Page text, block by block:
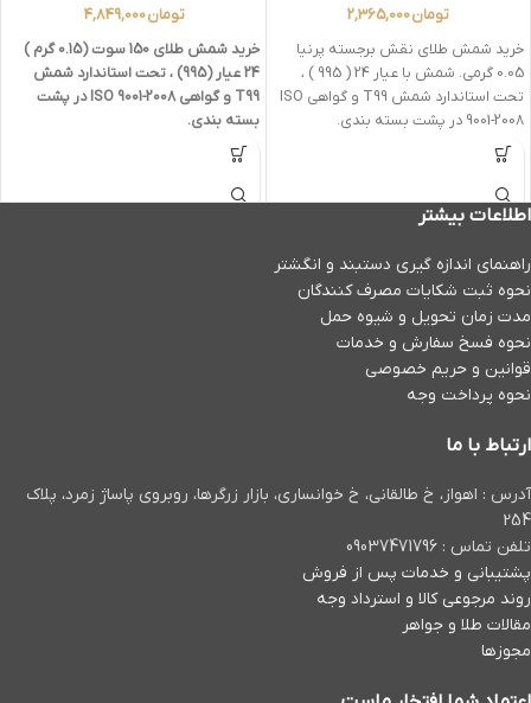
تومان
خرید شمش طلای نقش برجسته پرنیا
0.05 گرمی. شمش با عیار 24 ( 995 ) ،
تحت استاندارد شمش T99 و گواهی ISO
9001-2008 در پشت بسته بندی.
تومان4,849,000
خرید شمش طلای 150 سوت (0.15 گرم )
24 عیار (995) ، تحت استاندارد شمش
T99 و گواهی ISO 9001-2008 در پشت
بسته بندی.
اطلاعات بیشتر
راهنمای اندازه گیری دستبند و انگشتر
نحوه ثبت شكايات مصرف كنندگان
مدت زمان تحويل و شیوه حمل
نحوه فسخ سفارش و خدمات
قوانین و حریم خصوصی
نحوه پرداخت وجه
ارتباط با ما
آدرس : اهواز، خ طالقانی، خ خوانساری، بازار زرگرها، روبروی پاساژ زمرد، پلاک
254
تلفن تماس : 09037471796
پشتیبانی و خدمات پس از فروش
روند مرجوعی کالا و استرداد وجه
مقالات طلا و جواهر
مجوزها